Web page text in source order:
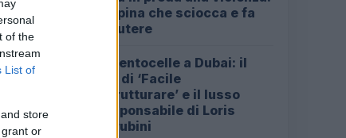
of the
List of
store
or
la rapina che sciocca e fa
discutere
Da Centocelle a Dubai: il
crac di ‘Facile
Ristrutturare’ e il lusso
irresponsabile di Loris
Cherubini